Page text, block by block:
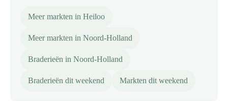
Meer markten in Heiloo
Meer markten in Noord-Holland
Braderieën in Noord-Holland
Braderieën dit weekend Markten dit weekend